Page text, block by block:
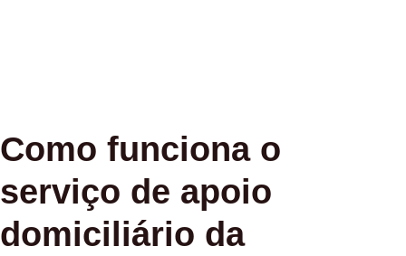
Como funciona o
serviço de apoio
domiciliário da